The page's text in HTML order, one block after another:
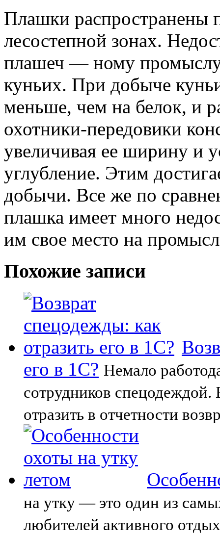
Плашки распространены
лесостепной зонах.
плашеч — ному
куньих. При добыче
меньше, чем на белок, и
охотники-передовики
увеличивая ее ширину и
углубление. Этим
добычи. Все же по
плашка имеет много
им свое место на
Похожие записи
его в 1С? Немало
сотрудников
отразить в отчетности
на утку — это один из
любителей активного